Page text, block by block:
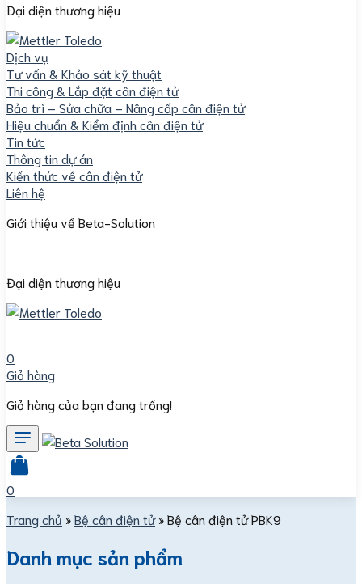
Đại diện thương hiệu
Dịch vụ
Tư vấn & Khảo sát kỹ thuật
Thi công & Lắp đặt cân điện tử
Bảo trì – Sửa chữa – Nâng cấp cân điện tử
Hiệu chuẩn & Kiểm định cân điện tử
Tin tức
Thông tin dự án
Kiến thức về cân điện tử
Liên hệ
Giới thiệu về Beta-Solution
Đại diện thương hiệu
0
Giỏ hàng
Giỏ hàng của bạn đang trống!
0
Trang chủ »Bệ cân điện tử»Bệ cân điện tử PBK9
Danh mục sản phẩm